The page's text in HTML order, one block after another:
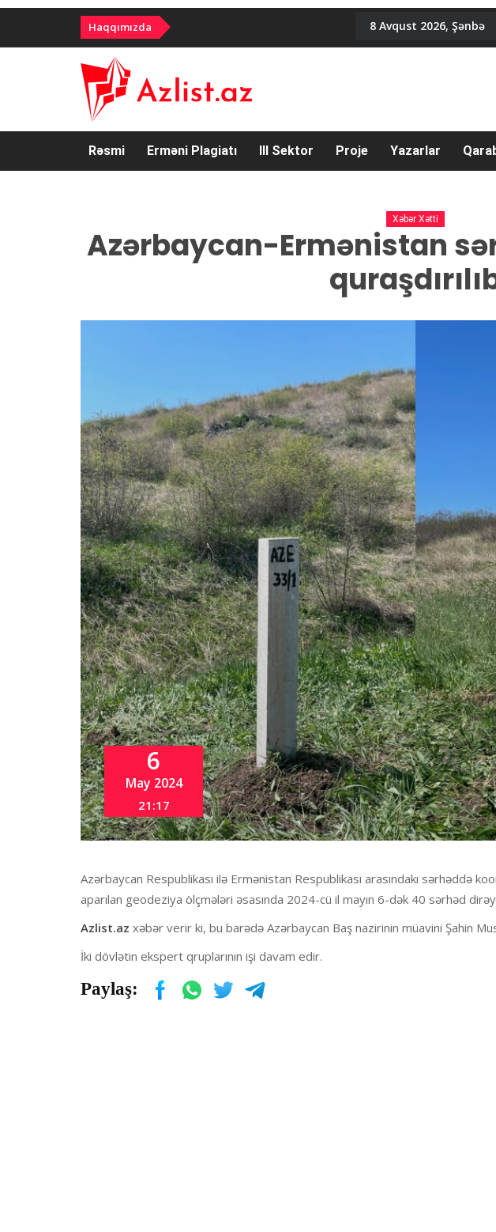
Haqqımızda 8 Avqust 2026, Şənbə
Rəsmi Erməni Plagiatı III Sektor Proje Yazarlar
Xəbər Xətti
Azərbaycan-Ermənistan
6
May 2024
21:17
Azərbaycan Respublikası ilə Ermənistan Respublikası arasındakı sərhəddə
aparılan geodeziya ölçmələri əsasında 2024-cü il mayın 6-dək 40 sərhəd dirəyi
Azlist.az xəbər verir ki, bu barədə Azərbaycan Baş nazirinin müavini Şahin
İki dövlətin ekspert qruplarının işi davam edir.
Paylaş: